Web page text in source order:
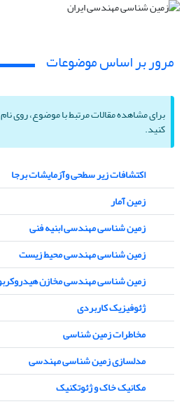
مرور بر اساس موضوعات
برای مشاهده مقالات مرتبط با موضوع، روی
کنید.
اکتشافات زیر سطحی وآزمایشات برجا
زمین آمار
زمین شناسی مهندسی ابنیه فنی
زمین شناسی مهندسی محیط زیست
زمین شناسی مهندسی مخازن
ژئوفیزیک کاربردی
مخاطرات زمین شناسی
مدلسازی زمین شناسی مهندسی
مکانیک خاک و ژئوتکنیک